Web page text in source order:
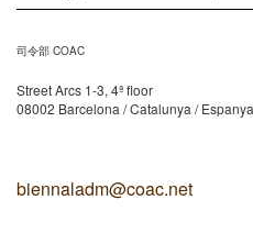
司令部 COAC
Street Arcs 1-3, 4ª floor
08002 Barcelona / Catalunya / Espanya
biennaladm@coac.net